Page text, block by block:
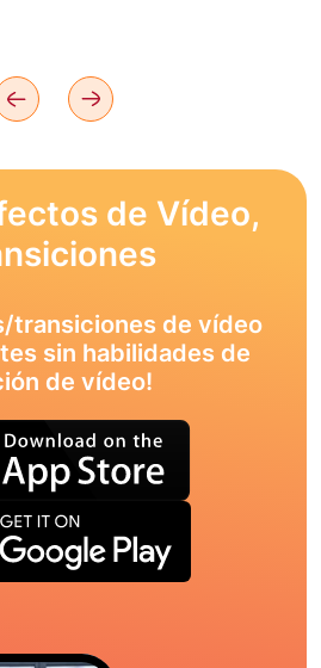
de Vídeo,
transiciones de vídeo
sin habilidades de
de vídeo!